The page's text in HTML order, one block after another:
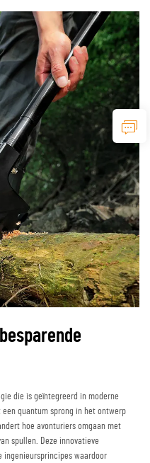
die is geïntegreerd in moderne
quantum sprong in het ontwerp
hoe avonturiers omgaan met
spullen. Deze innovatieve
ingenieursprincipes waardoor